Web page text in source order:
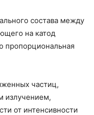
состава между
на катод
пропорциональная
частиц,
излучением,
от интенсивности